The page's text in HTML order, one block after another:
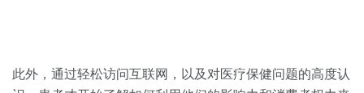
此外，通过轻松访问互联网，以及对医疗保健问题的高度认